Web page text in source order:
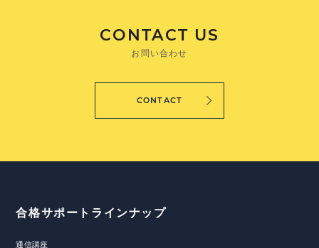
CONTACT US
お問い合わせ
CONTACT
合格サポートラインナップ
通信講座